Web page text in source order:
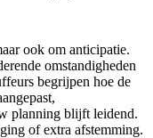
ook om anticipatie.
omstandigheden
begrijpen hoe de
planning blijft leidend.
of extra afstemming.